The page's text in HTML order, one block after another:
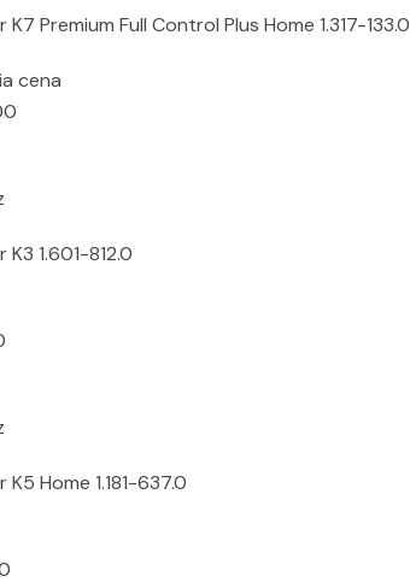
K7 Premium Full Control Plus Home 1.317-133.0
cena
K3 1.601-812.0
K5 Home 1.181-637.0